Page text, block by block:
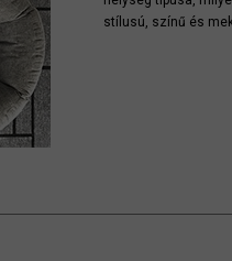
stílusú, színű és